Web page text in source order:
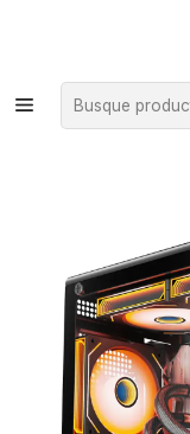
¡Compra hasta mediodía
Santiago. Envío gratis
Inicio
Gabinete Gamer